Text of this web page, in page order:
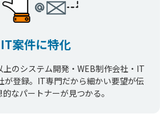
IT案件に特化
上のシステム開発・WEB制作会社・IT
が登録。IT専門だから細かい要望が伝
なパートナーが見つかる。